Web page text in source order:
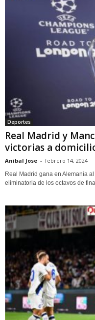
Deportes
Real Madrid y
victorias a
Anibal Jose - febrero 14, 2024
Real Madrid gana en Alemania
eliminatoria de los octavos de